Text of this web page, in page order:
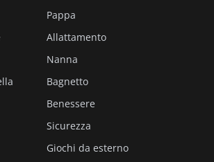
Pappa
Allattamento
Nanna
Bagnetto
Benessere
Sicurezza
Giochi da esterno